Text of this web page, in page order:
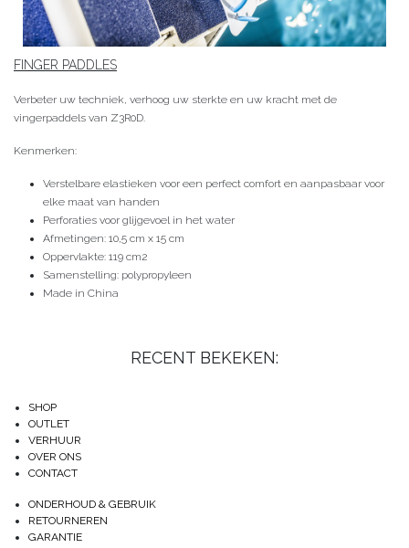
FINGER PADDLES
Verbeter uw techniek, verhoog uw sterkte en uw kracht met de
vingerpaddels van Z3R0D.
Kenmerken:
Verstelbare elastieken voor een perfect comfort en aanpasbaar voor
elke maat van handen
Perforaties voor glijgevoel in het water
Afmetingen: 10,5 cm x 15 cm
Oppervlakte: 119 cm2
Samenstelling: polypropyleen
Made in China
RECENT BEKEKEN:
SHOP
OUTLET
VERHUUR
OVER ONS
CONTACT
ONDERHOUD & GEBRUIK
RETOURNEREN
GARANTIE